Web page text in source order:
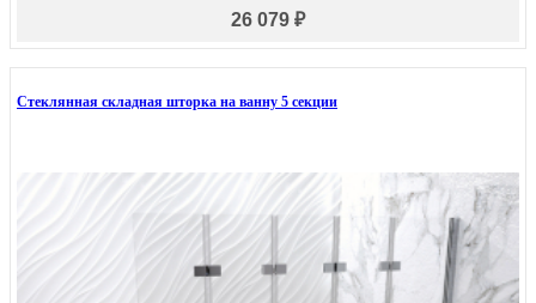
26 079 ₽
Стеклянная складная шторка на ванну 5 секции